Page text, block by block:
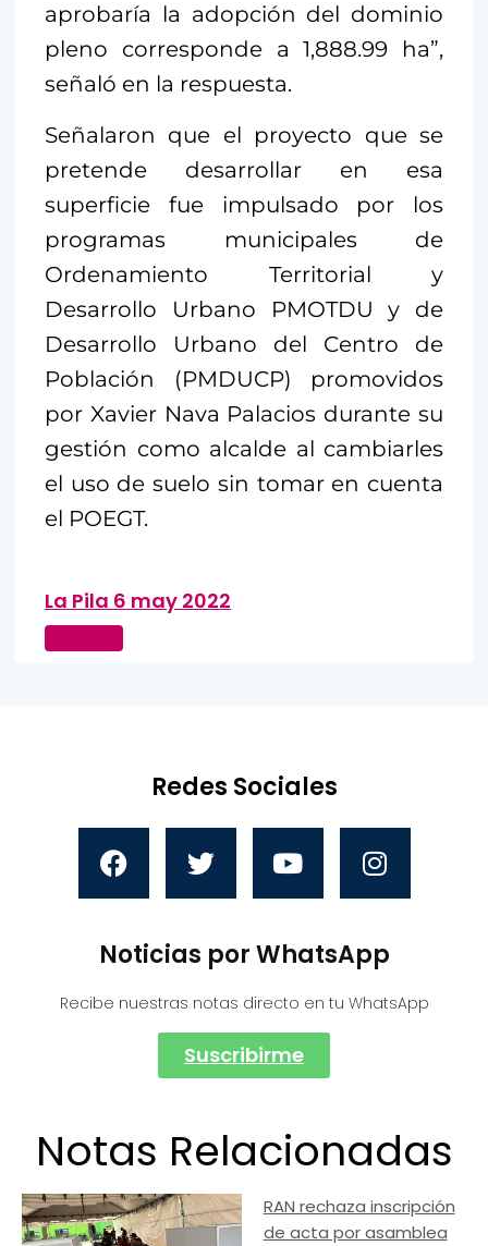
aprobaría la adopción del dominio
pleno corresponde a 1,888.99 ha”,
señaló en la respuesta.
Señalaron que el proyecto que se
pretende desarrollar en esa
superficie fue impulsado por los
programas municipales de
Ordenamiento Territorial y
Desarrollo Urbano PMOTDU y de
Desarrollo Urbano del Centro de
Población (PMDUCP) promovidos
por Xavier Nava Palacios durante su
gestión como alcalde al cambiarles
el uso de suelo sin tomar en cuenta
el POEGT.
La Pila 6 may 2022
Redes Sociales
Noticias por WhatsApp
Recibe nuestras notas directo en tu WhatsApp
Suscribirme
Notas Relacionadas
RAN rechaza inscripción
de acta por asamblea